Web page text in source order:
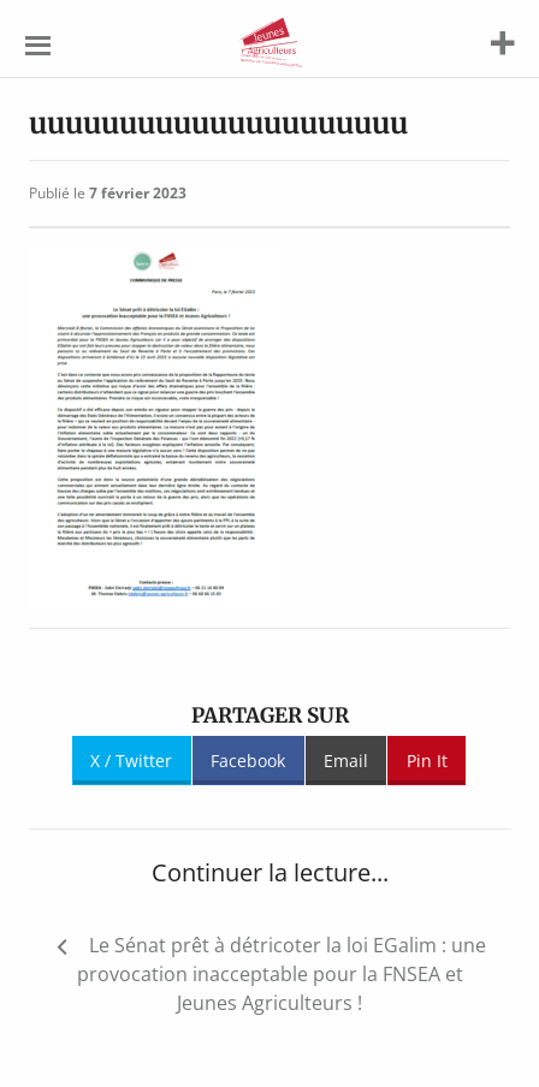
Agriculteurs
uuuuuuuuuuuuuuuuuuuuu
Publié le 7 février 2023
PARTAGER SUR
X / Twitter Facebook Email Pin It
Continuer la lecture...
Navigation
de
Le Sénat prêt à détricoter la loi EGalim : une
provocation inacceptable pour la FNSEA et
Jeunes Agriculteurs !